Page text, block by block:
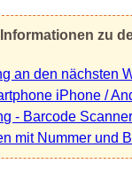
zu
an den nächsten
iPhone /
- Barcode Scanner
mit Nummer und